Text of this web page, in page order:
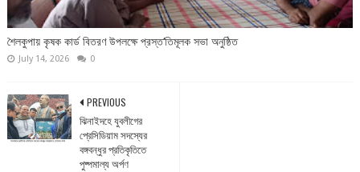
শৈলকুপায় কৃষক কার্ড বিতরণ উপলক্ষে প্রস্ত‘তিমূলক সভা অনুষ্ঠিত
July 14, 2026 0
PREVIOUS
ঝিনাইদহে যুবলীগের
প্রেসিডিয়াম সদস্যের
বঙ্গবন্ধুর প্রতিকৃতিতে
পুষ্পমাল্য অর্পণ